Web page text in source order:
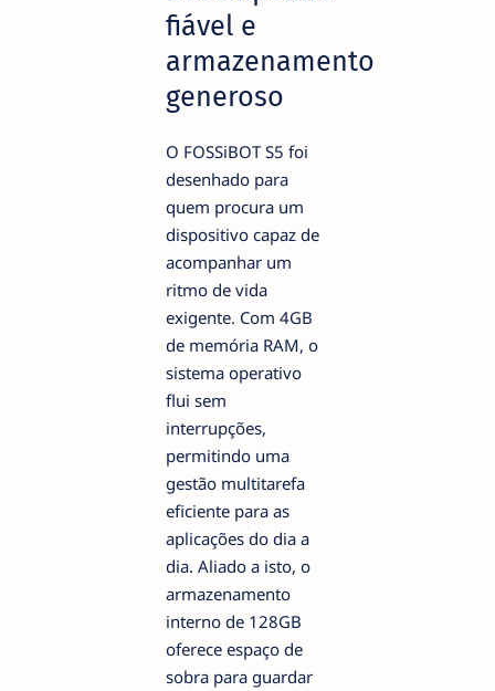
fiável e
armazenamento
generoso
O FOSSiBOT S5 foi
desenhado para
quem procura um
dispositivo capaz de
acompanhar um
ritmo de vida
exigente. Com 4GB
de memória RAM, o
sistema operativo
flui sem
interrupções,
permitindo uma
gestão multitarefa
eficiente para as
aplicações do dia a
dia. Aliado a isto, o
armazenamento
interno de 128GB
oferece espaço de
sobra para guardar